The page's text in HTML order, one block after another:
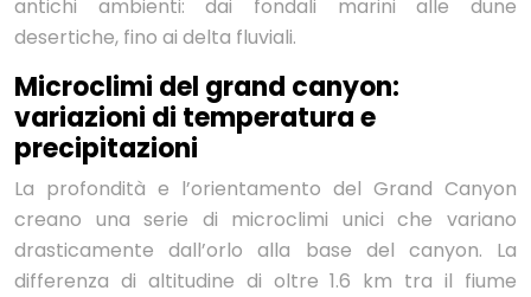
antichi ambienti: dai fondali marini alle dune
desertiche, fino ai delta fluviali.
Microclimi del grand canyon:
variazioni di temperatura e
precipitazioni
La profondità e l’orientamento del Grand Canyon
creano una serie di microclimi unici che variano
drasticamente dall’orlo alla base del canyon. La
differenza di altitudine di oltre 1.6 km tra il fiume